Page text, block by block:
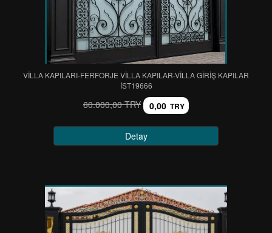
VİLLA KAPILARI-FERFORJE VİLLA KAPILAR-VİLLA GİRİŞ KAPILAR
IST19666
60.000,00 TRY 0,00 TRY
Detay